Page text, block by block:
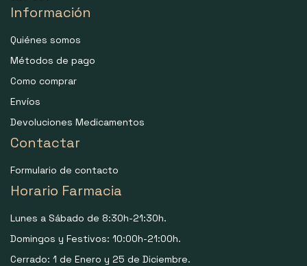
Información
Quiénes somos
Métodos de pago
Como comprar
Envíos
Devoluciones Medicamentos
Contactar
Formulario de contacto
Horario Farmacia
Lunes a Sábado de 8:30h-21:30h.
Domingos y Festivos: 10:00h-21:00h.
Cerrado: 1 de Enero y 25 de Diciembre.